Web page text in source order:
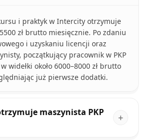
i praktyk w Intercity otrzymuje
zł brutto miesięcznie. Po zdaniu
i uzyskaniu licencji oraz
początkujący pracownik w PKP
widełki około 6000–8000 zł brutto
już pierwsze dodatki.
maszynista PKP